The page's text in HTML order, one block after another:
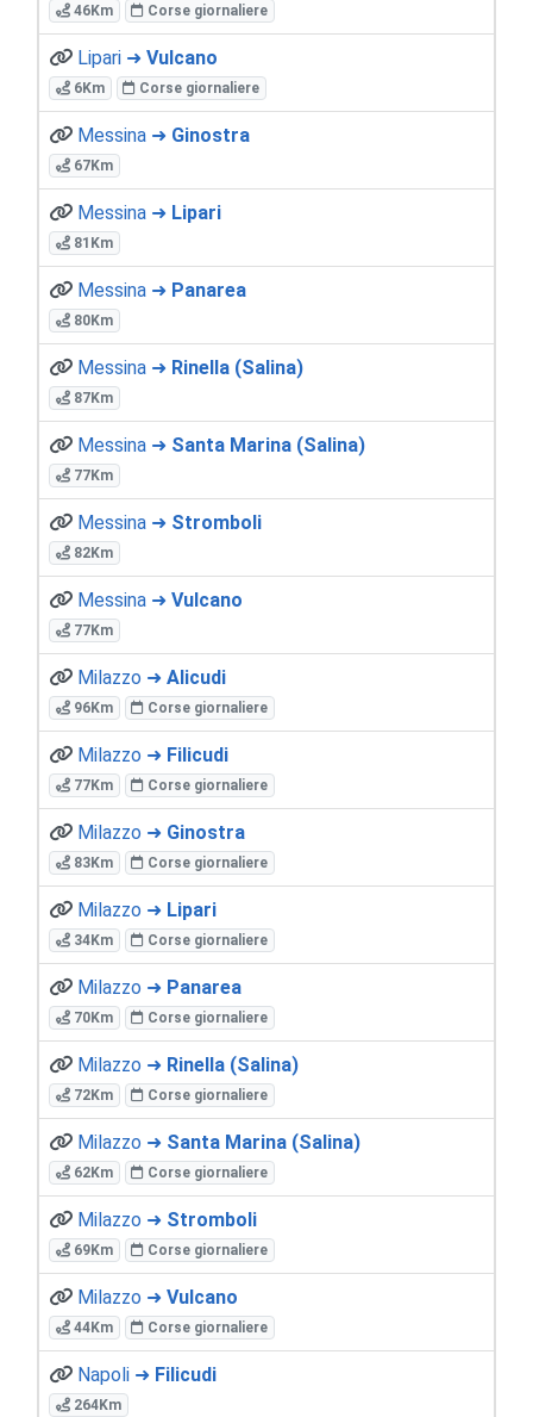
46Km Corse giornaliere
Lipari ➜ Vulcano
6Km Corse giornaliere
Messina ➜ Ginostra
67Km
Messina ➜ Lipari
81Km
Messina ➜ Panarea
80Km
Messina ➜ Rinella (Salina)
87Km
Messina ➜ Santa Marina (Salina)
77Km
Messina ➜ Stromboli
82Km
Messina ➜ Vulcano
77Km
Milazzo ➜ Alicudi
96Km Corse giornaliere
Milazzo ➜ Filicudi
77Km Corse giornaliere
Milazzo ➜ Ginostra
83Km Corse giornaliere
Milazzo ➜ Lipari
34Km Corse giornaliere
Milazzo ➜ Panarea
70Km Corse giornaliere
Milazzo ➜ Rinella (Salina)
72Km Corse giornaliere
Milazzo ➜ Santa Marina (Salina)
62Km Corse giornaliere
Milazzo ➜ Stromboli
69Km Corse giornaliere
Milazzo ➜ Vulcano
44Km Corse giornaliere
Napoli ➜ Filicudi
264Km